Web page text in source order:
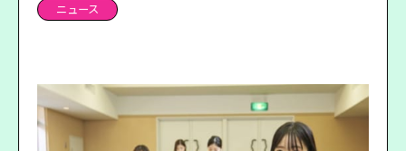
ニュース